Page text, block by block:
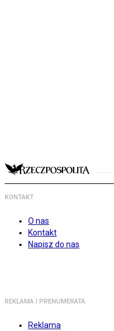
KONTAKT
O nas
Kontakt
Napisz do nas
REKLAMA I PRENUMERATA
Reklama